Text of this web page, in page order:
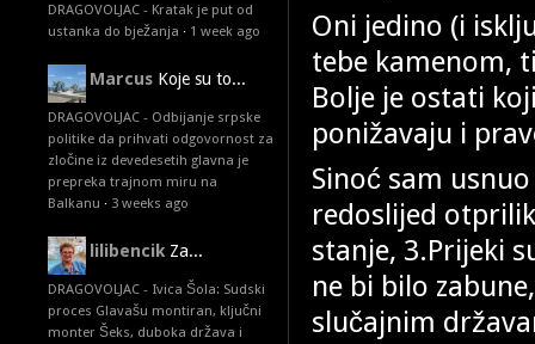
DRAGOVOLJAC - Kratak je put od
ustanka do bježanja · 1 week ago
Marcus Koje su to...
DRAGOVOLJAC - Odbijanje srpske
politike da prihvati odgovornost za
zločine iz devedesetih glavna je
prepreka trajnom miru na
Balkanu · 3 weeks ago
lilibencik Za...
DRAGOVOLJAC - Ivica Šola: Sudski
proces Glavašu montiran, ključni
monter Šeks, duboka država i
Oni jedino (i
tebe kamenom,
Bolje je ostati
ponižavaju i
Sinoć sam
redoslijed
stanje, 3.Prijeki
ne bi bilo
slučajnim